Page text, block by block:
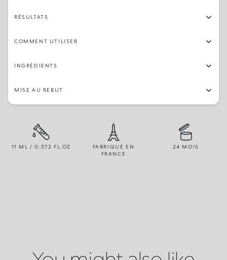
RÉSULTATS
COMMENT UTILISER
INGRÉDIENTS
MISE AU REBUT
11 ML / 0.372 FL.OZ
FABRIQUÉ EN
FRANCE
24 MOIS